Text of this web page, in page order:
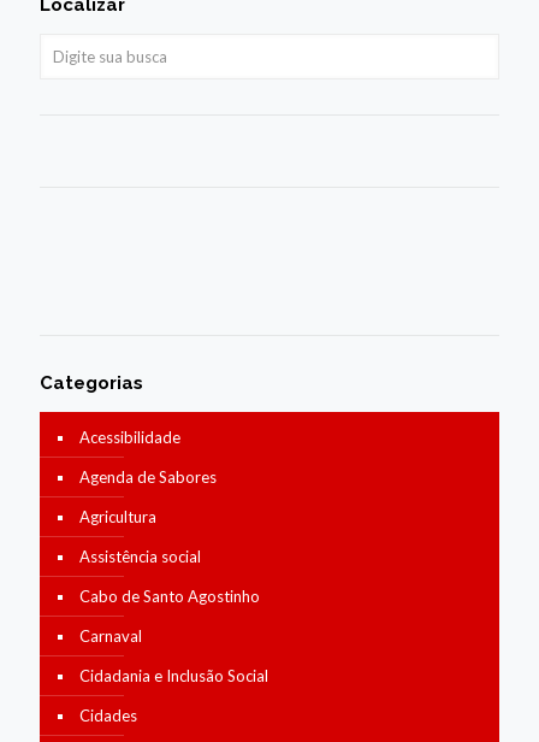
Localizar
Categorias
Acessibilidade
Agenda de Sabores
Agricultura
Assistência social
Cabo de Santo Agostinho
Carnaval
Cidadania e Inclusão Social
Cidades